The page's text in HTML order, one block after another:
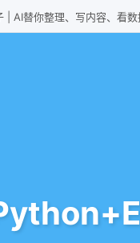
| AI替你整理、写内容、看